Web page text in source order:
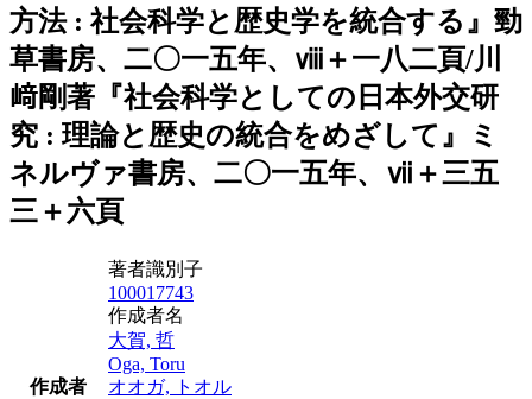
方法 : 社会科学と歴史学を統合する』勁
草書房、二〇一五年、ⅷ＋一八二頁/川
﨑剛著『社会科学としての日本外交研
究 : 理論と歴史の統合をめざして』ミ
ネルヴァ書房、二〇一五年、ⅶ＋三五
三＋六頁
作成者
著者識別子
100017743
作成者名
大賀, 哲
Oga, Toru
オオガ, トオル